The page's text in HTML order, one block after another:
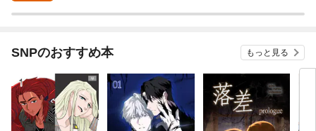
SNPのおすすめ本 もっと見る